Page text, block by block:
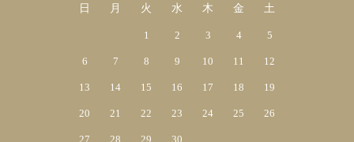
日 月 火 水 木 金 土
1 2 3 4 5
6 7 8 9 10 11 12
13 14 15 16 17 18 19
20 21 22 23 24 25 26
27 28 29 30